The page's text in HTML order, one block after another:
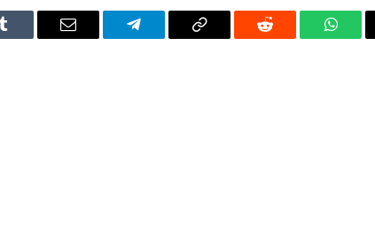
Tumblr Email Telegram Copy
Reddit